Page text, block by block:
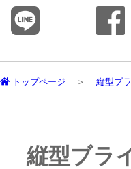
トップページ 縦型ブ
縦型ブラ